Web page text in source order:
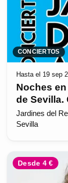
CONCIERTOS
Hasta el 19 sep
Noches
de Sevilla.
Jardines del
Sevilla
Desde 4 €